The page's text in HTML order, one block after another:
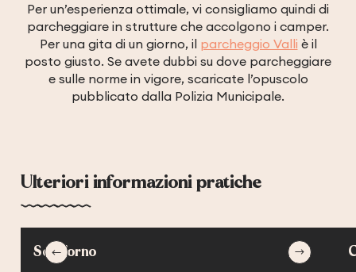
Per un’esperienza ottimale, vi consigliamo quindi di
parcheggiare in strutture che accolgono i camper.
Per una gita di un giorno, il parcheggio Valli è il
posto giusto. Se avete dubbi su dove parcheggiare
e sulle norme in vigore, scaricate l’opuscolo
pubblicato dalla Polizia Municipale.
Ulteriori informazioni pratiche
Soggiorno